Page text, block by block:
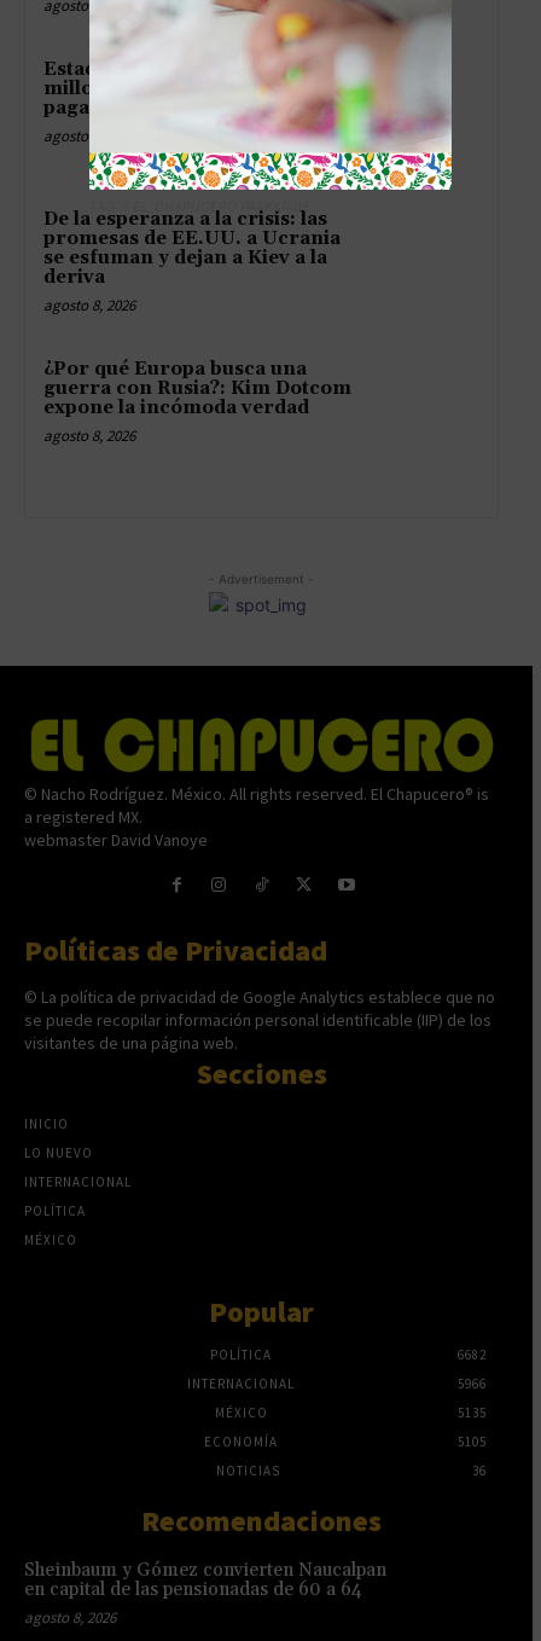
agosto 8, 2026
Estados Unidos suelta mil
millones a Colombia como si
pagara una apuesta perdida
agosto 8, 2026
De la esperanza a la crisis: las
promesas de EE.UU. a Ucrania
se esfuman y dejan a Kiev a la
deriva
agosto 8, 2026
¿Por qué Europa busca una
guerra con Rusia?: Kim Dotcom
expone la incómoda verdad
agosto 8, 2026
- Advertisement -
© Nacho Rodríguez. México. All rights reserved. El Chapucero® is
a registered MX.
webmaster David Vanoye
Políticas de Privacidad
© La política de privacidad de Google Analytics establece que no
se puede recopilar información personal identificable (IIP) de los
visitantes de una página web.
Secciones
INICIO
LO NUEVO
INTERNACIONAL
POLÍTICA
MÉXICO
Popular
POLÍTICA
6682
INTERNACIONAL
5966
MÉXICO
5135
ECONOMÍA
5105
NOTICIAS
36
Recomendaciones
Sheinbaum y Gómez convierten Naucalpan
en capital de las pensionadas de 60 a 64
agosto 8, 2026